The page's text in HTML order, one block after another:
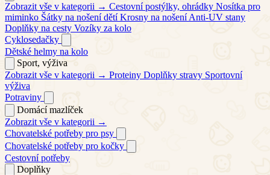
Zobrazit vše v kategorii → Cestovní postýlky, ohrádky Nosítka pro
miminko Šátky na nošení dětí Krosny na nošení Anti-UV stany
Doplňky na cesty Vozíky za kolo
Cyklosedačky
Dětské helmy na kolo
Sport, výživa
Zobrazit vše v kategorii → Proteiny Doplňky stravy Sportovní
výživa
Potraviny
Domácí mazlíček
Zobrazit vše v kategorii →
Chovatelské potřeby pro psy
Chovatelské potřeby pro kočky
Cestovní potřeby
Doplňky